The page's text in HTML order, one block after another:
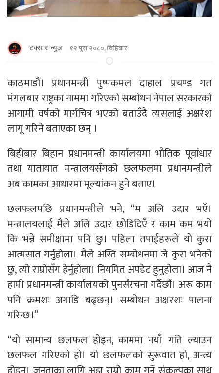
टक्सार न्युज १२ पुस २०८०, बिहिबार
काठमाडौं। प्रधानमन्त्री पुष्पकमल दाहाल प्रचण्ड गत
मंगलबार राष्ट्रका नाममा गरिएको सम्बोधन नेपाल सरकारको
आगामी वर्षको मार्गचित्र भएको बताउँदै त्यसलाई अक्षरंश
लागू गरिने बताएका छन् ।
बिहीबार बिहान प्रधानमन्त्री कार्यालयमा भौतिक पूर्वाधार
तथा यातायात मन्त्रालयसँगको छलफलमा प्रधानमन्त्रीले
अब कामका आधारमा मूल्यांकन हुने बताए।
छलफलपछि प्रधानमन्त्रीले भने, “म अलि उदार भएँ।
मन्त्रालयलाई मैले अलि उदार छोडिदिएँ र काम कम भयो
कि भन्ने समीक्षामा पनि छु। पहिला तपाईहरूले यो कुरा
आत्मसात गर्नुहोला। मैले अस्ति सम्बोधनमा जे कुरा भनेको
छु, त्यो राम्रोसँग हेर्नुहोला। नियमित अपडेट हुनुहोला। आज नै
हामी प्रधानमन्त्री कार्यालयको पुनर्संरचना गर्दैछौं। अरू काम
पनि क्रमशः अगाडि बढ्छन्। सम्बोधन अक्षरशः पालना
गरिन्छ।”
“यो सामान्य छलफल होइन, काममा नयाँ गति ल्याउन
छलफल गरिएको हो। यो छलफलको सुरूवात हो, अन्त्य